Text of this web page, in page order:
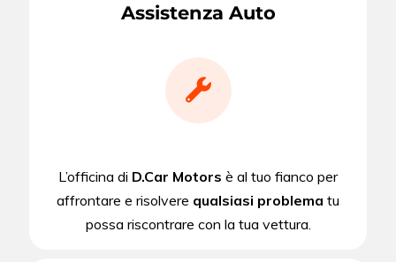
Assistenza Auto
L’officina di D.Car Motors è al tuo fianco per
affrontare e risolvere qualsiasi problema tu
possa riscontrare con la tua vettura.